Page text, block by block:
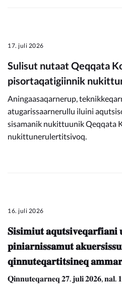
17. juli 2026
Sulisut nutaat Qeqqata
pisortaqatigiinnik
Aningaasaqarnerup,
atugarissaarnerullu iluini
sisamanik nukittuunik Qeqqata
nukittunerulertitsivoq.
16. juli 2026
𝐒𝐢𝐬𝐢𝐦𝐢𝐮𝐭
𝐩𝐢𝐧𝐢𝐚𝐫𝐧𝐢𝐬𝐬𝐚𝐦𝐮𝐭
𝐪𝐢𝐧𝐧𝐮𝐭𝐞𝐪𝐚𝐫𝐭𝐢𝐭𝐬𝐢𝐧𝐞𝐪
𝐐𝐢𝐧𝐧𝐮𝐭𝐞𝐪𝐚𝐫𝐧𝐞𝐪 𝟐𝟕. 𝐣𝐮𝐥𝐢 𝟐𝟎𝟐𝟔, 𝐧𝐚𝐥.